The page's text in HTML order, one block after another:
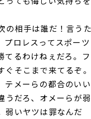
の相手は誰だ！言うた
ロレスってスポーツ
るわけねぇだろ。フ
そこまで来てるぞ。
テメーらの都合のいい
うだろ、オメーらが弱
弱いヤツは罪なんだ